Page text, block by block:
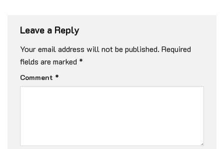
Leave a Reply
Your email address will not be published. Required
fields are marked *
Comment *